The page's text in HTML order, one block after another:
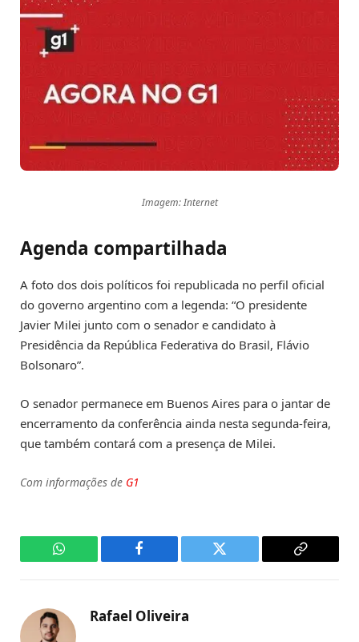
Imagem: Internet
Agenda compartilhada
A foto dos dois políticos foi republicada no perfil oficial
do governo argentino com a legenda: “O presidente
Javier Milei junto com o senador e candidato à
Presidência da República Federativa do Brasil, Flávio
Bolsonaro”.
O senador permanece em Buenos Aires para o jantar de
encerramento da conferência ainda nesta segunda-feira,
que também contará com a presença de Milei.
Com informações de G1
WhatsApp Facebook Twitter
Copy
Rafael Oliveira